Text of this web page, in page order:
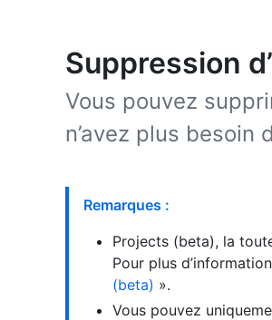
Suppression
Vous pouvez
n’avez plus besoin
Remarques :
Projects (beta), la
Pour plus
(beta) ».
Vous pouvez